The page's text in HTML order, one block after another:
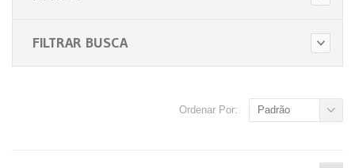
FILTRAR BUSCA
Ordenar Por: Padrão